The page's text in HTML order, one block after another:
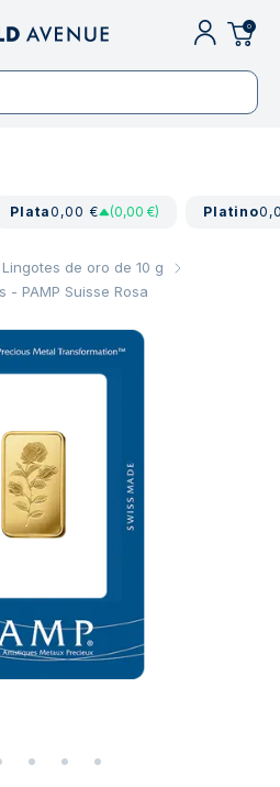
0
Plata0,00 € (0,00 €) Platino
Lingotes de oro de 10 g
- PAMP Suisse Rosa